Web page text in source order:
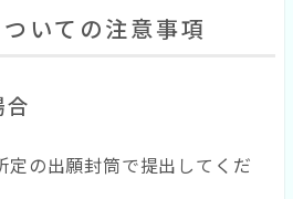
いての注意事項
定の出願封筒で提出してくだ